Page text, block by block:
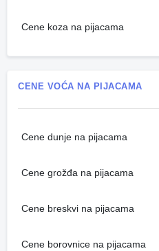
Cene koza na pijacama
CENE VOĆA NA PIJACAMA
Cene dunje na pijacama
Cene grožđa na pijacama
Cene breskvi na pijacama
Cene borovnice na pijacama